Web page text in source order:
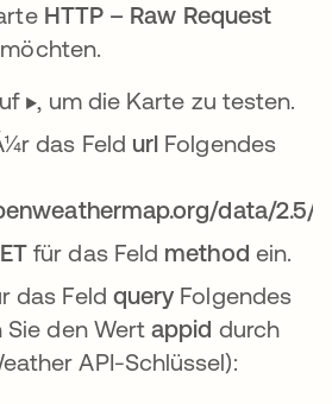
HTTP – Raw Request
▶️, um die Karte zu testen.
das Feld url Folgendes
data/2.5/
für das Feld method ein.
das Feld query Folgendes
Sie den Wertappid durch
API-Schlüssel):